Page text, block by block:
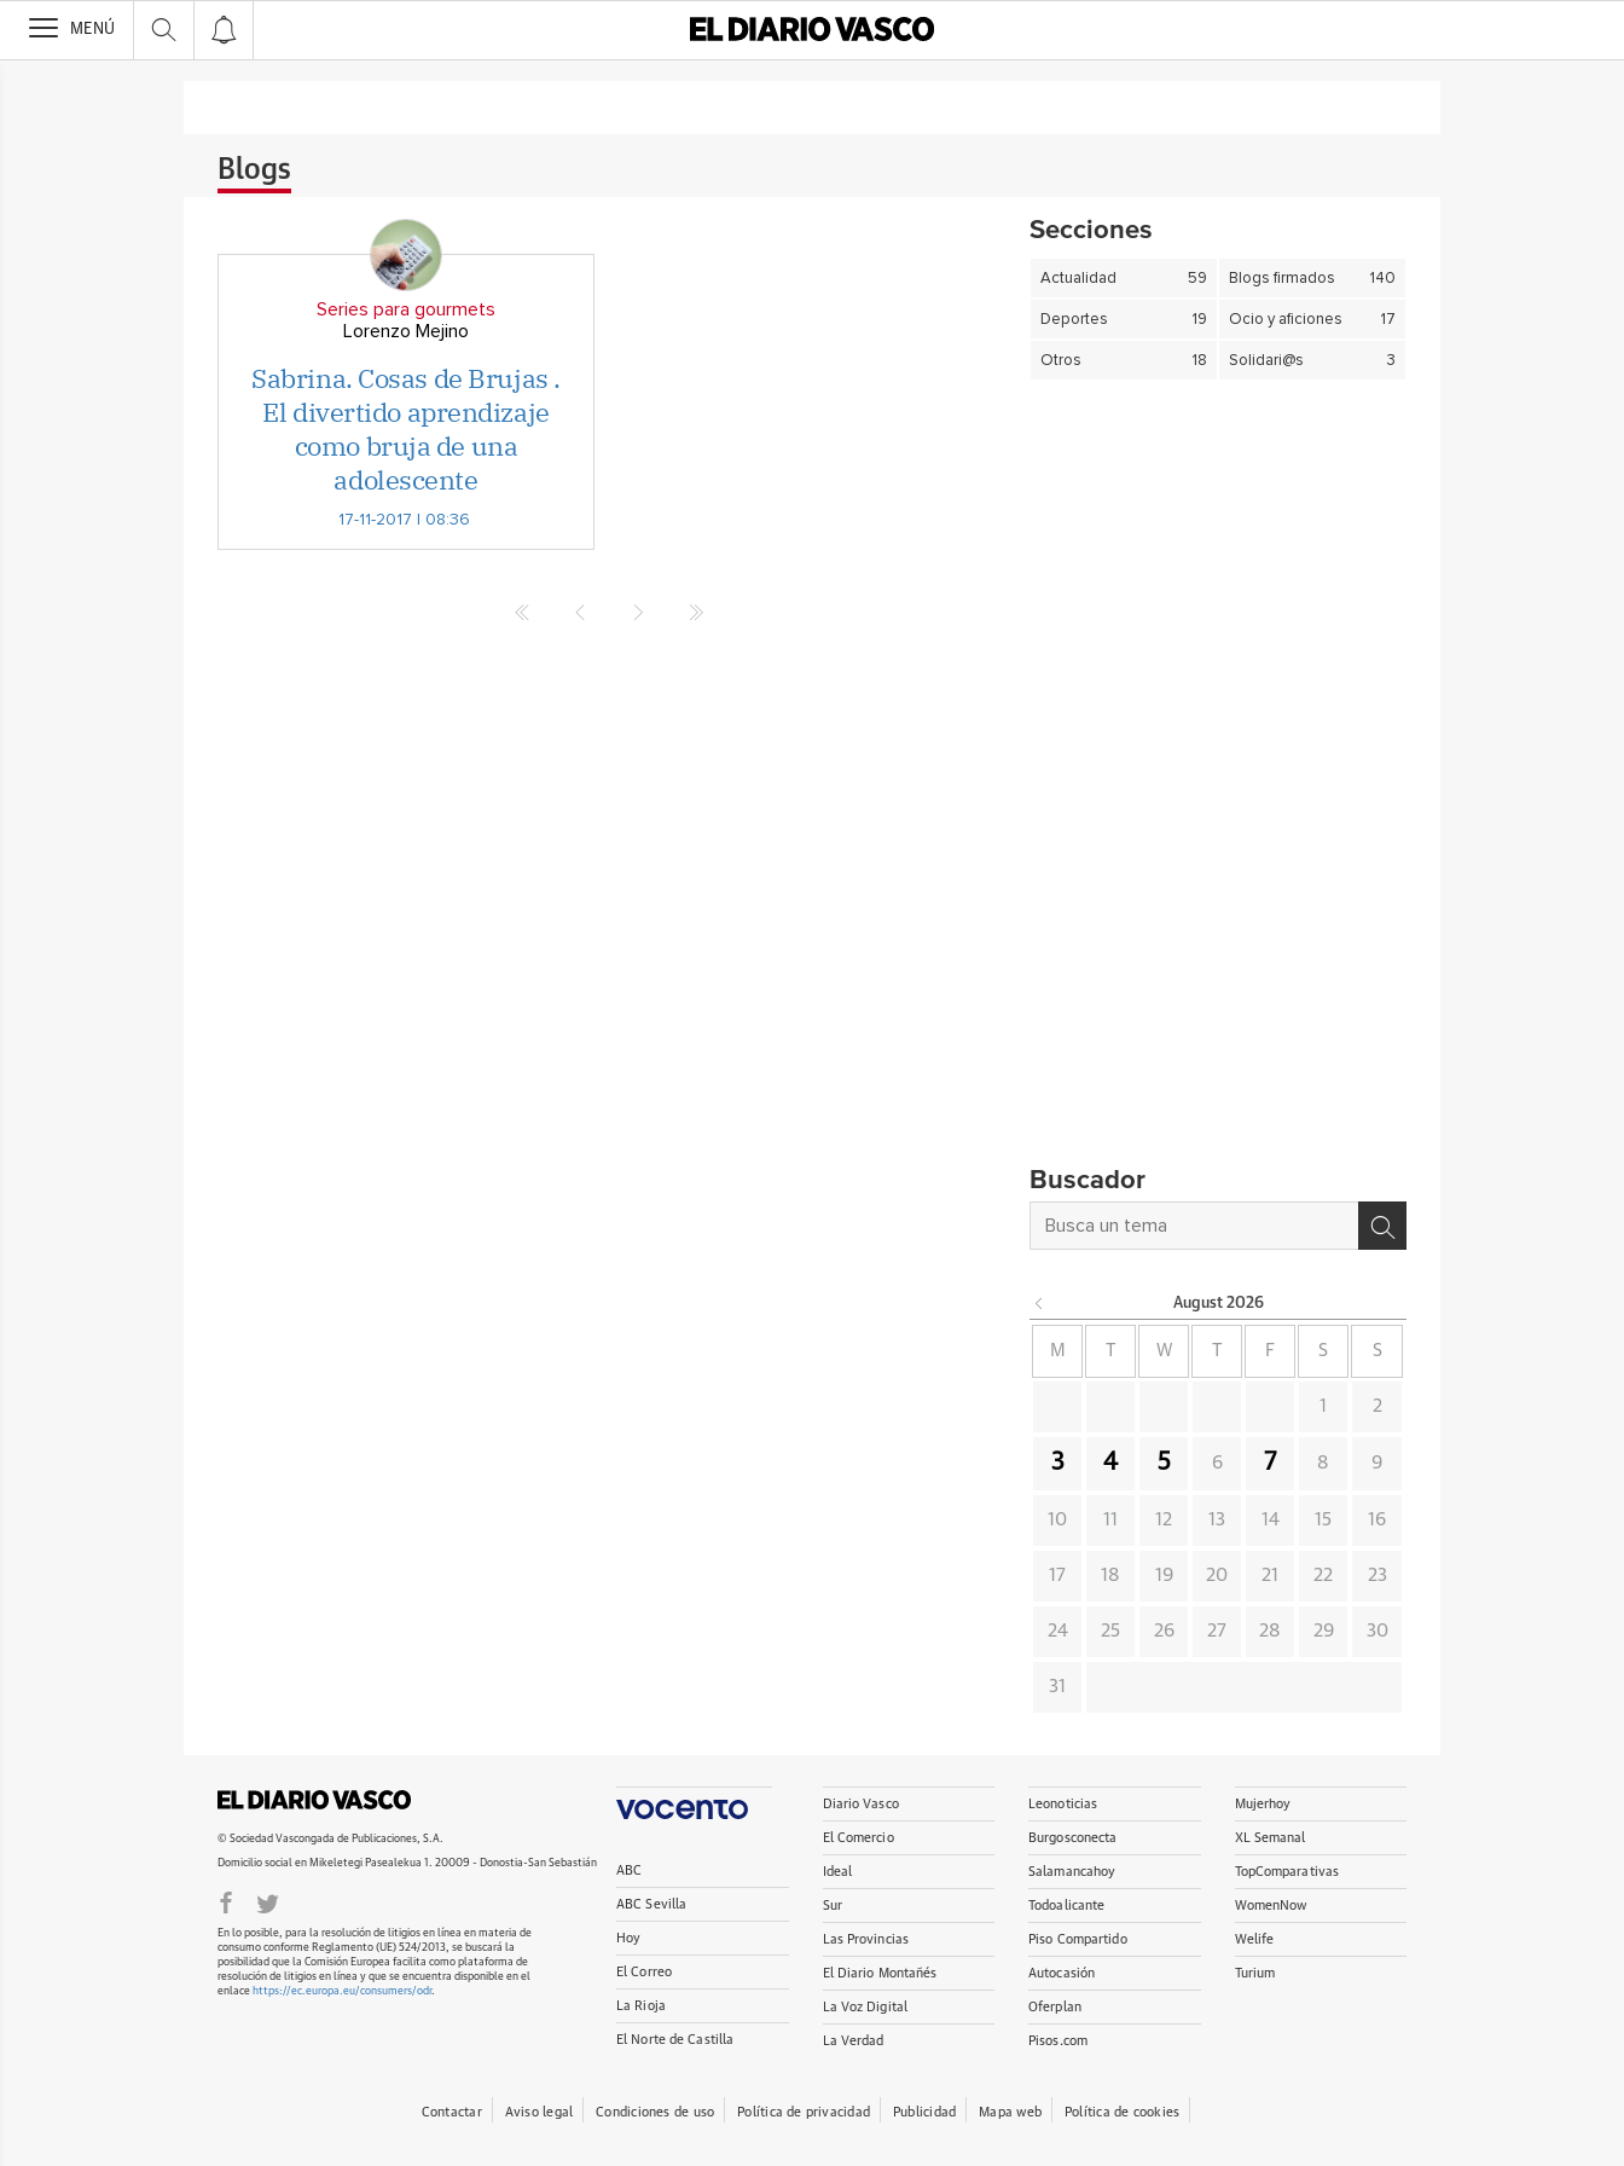
>
MENÚ
Blogs
Series para gourmets
Lorenzo Mejino
Sabrina. Cosas de Brujas .
El divertido aprendizaje
como bruja de una
adolescente
17-11-2017 | 08:36
Secciones
Actualidad 59 Blogs firmados 140
Deportes 19 Ocio y aficiones 17
Otros 18 Solidari@s 3
Buscador
August 2026
M W F S S
1 2
3 4 5 6 7 8 9
10 11 12 13 14 15 16
17 18 19 20 21 22 23
24 25 26 27 28 29 30
31
© Sociedad Vascongada de Publicaciones, S.A.
Domicilio social en Mikeletegi Pasealekua 1. 20009 - Donostia-San Sebastián
En lo posible, para la resolución de litigios en línea en materia de
consumo conforme Reglamento (UE) 524/2013, se buscará la
posibilidad que la Comisión Europea facilita como plataforma de
resolución de litigios en línea y que se encuentra disponible en el
enlace https://ec.europa.eu/consumers/odr.
ABC
ABC Sevilla
Hoy
El Correo
La Rioja
El Norte de Castilla
Diario Vasco
El Comercio
Ideal
Sur
Las Provincias
El Diario Montañés
La Voz Digital
La Verdad
Leonoticias
Burgosconecta
Salamancahoy
Todoalicante
Piso Compartido
Autocasión
Oferplan
Pisos.com
Mujerhoy
XL Semanal
TopComparativas
WomenNow
Welife
Turium
Contactar Aviso legal Condiciones de uso Política de privacidad Publicidad Mapa web Política de cookies